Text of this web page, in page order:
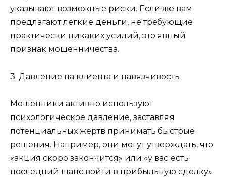
указывают возможные риски. Если же вам
предлагают лёгкие деньги, не требующие
практически никаких усилий, это явный
признак мошенничества.
3. Давление на клиента и навязчивость
Мошенники активно используют
психологическое давление, заставляя
потенциальных жертв принимать быстрые
решения. Например, они могут утверждать, что
«акция скоро закончится» или «у вас есть
последний шанс войти в прибыльную сделку».